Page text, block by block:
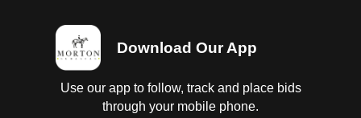
Download Our App
Use our app to follow, track and place bids
through your mobile phone.